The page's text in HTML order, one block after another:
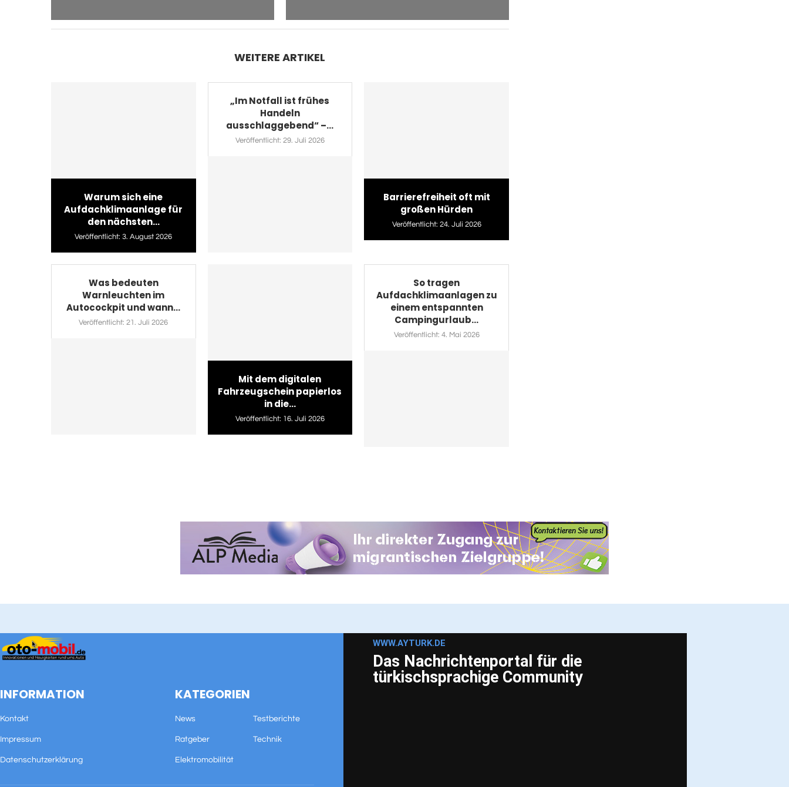
WEITERE ARTIKEL
Warum sich eine
Aufdachklimaanlage für
den nächsten...
Veröffentlicht: 3. August 2026
„Im Notfall ist frühes
Handeln
ausschlaggebend“ –...
Veröffentlicht: 29. Juli 2026
Barrierefreiheit oft mit
großen Hürden
Veröffentlicht: 24. Juli 2026
Was bedeuten
Warnleuchten im
Autocockpit und wann...
Veröffentlicht: 21. Juli 2026
Mit dem digitalen
Fahrzeugschein papierlos
in die...
Veröffentlicht: 16. Juli 2026
So tragen
Aufdachklimaanlagen zu
einem entspannten
Campingurlaub...
Veröffentlicht: 4. Mai 2026
INFORMATION
Kontakt
Impressum
Datenschutzerklärung
KATEGORIEN
News Testberichte
Ratgeber Technik
Elektromobilität
WWW.AYTURK.DE
Das Nachrichtenportal für die
türkischsprachige Community